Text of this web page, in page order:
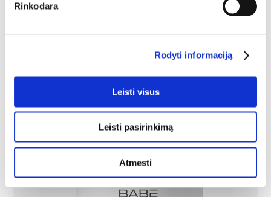
Rinkodara
Rodyti informaciją
Leisti visus
Leisti pasirinkimą
Atmesti
NAUJA